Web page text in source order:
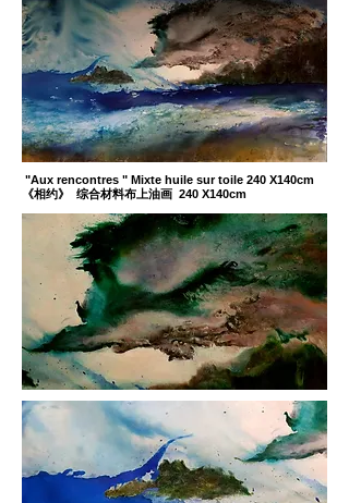
"Aux rencontres " Mixte huile sur toile 240 X140cm
《相约》 综合材料布上油画 240 X140cm